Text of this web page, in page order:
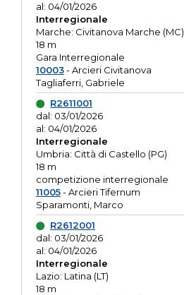
al: 04/01/2026
Interregionale
Marche: Civitanova Marche (MC)
18 m
Gara Interregionale
10003- Arcieri Civitanova
Tagliaferri, Gabriele
R2611001
dal: 03/01/2026
al: 04/01/2026
Interregionale
Umbria: Città di Castello (PG)
18 m
competizione interregionale
11005- Arcieri Tifernum
Sparamonti, Marco
R2612001
dal: 03/01/2026
al: 04/01/2026
Interregionale
Lazio: Latina (LT)
18 m